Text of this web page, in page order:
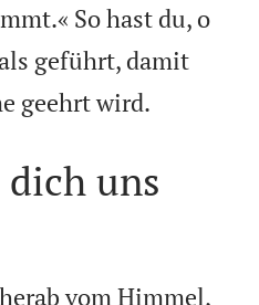
So hast du, o
geführt, damit
geehrt wird.
uns
vom Himmel,